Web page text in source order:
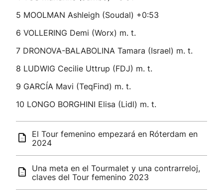
5 MOOLMAN Ashleigh (Soudal) +0:53
6 VOLLERING Demi (Worx) m. t.
7 DRONOVA-BALABOLINA Tamara (Israel) m. t.
8 LUDWIG Cecilie Uttrup (FDJ) m. t.
9 GARCÍA Mavi (TeqFind) m. t.
10 LONGO BORGHINI Elisa (Lidl) m. t.
El Tour femenino empezará en Róterdam en
2024
Una meta en el Tourmalet y una contrarreloj,
claves del Tour femenino 2023